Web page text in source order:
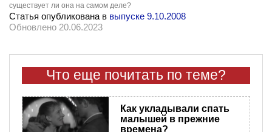
существует ли она на самом деле?
Статья опубликована в выпуске 9.10.2008
Обновлено 20.06.2023
Что еще почитать по теме?
Как укладывали спать
малышей в прежние
времена?